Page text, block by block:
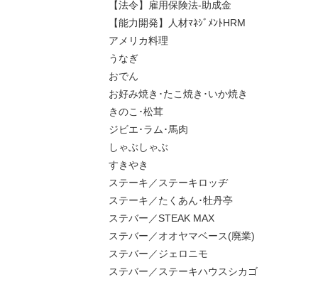
【法令】雇用保険法-助成金
【能力開発】人材ﾏﾈｼﾞﾒﾝﾄHRM
アメリカ料理
うなぎ
おでん
お好み焼き･たこ焼き･いか焼き
きのこ･松茸
ジビエ･ラム･馬肉
しゃぶしゃぶ
すきやき
ステーキ／ステーキロッヂ
ステーキ／たくあん･牡丹亭
ステバー／STEAK MAX
ステバー／オオヤマベース(廃業)
ステバー／ジェロニモ
ステバー／ステーキハウスシカゴ